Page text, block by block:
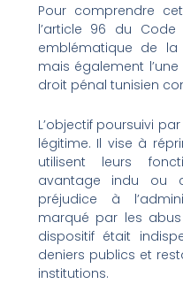
Pour comprendre
l’article 96 du Code
emblématique de
mais également
droit pénal tunisien
L’objectif poursuivi
légitime. Il vise à
utilisent leurs
avantage indu ou
préjudice à
marqué par les
dispositif était
deniers publics et
institutions.